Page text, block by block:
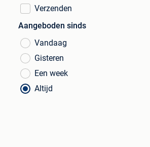
Verzenden
Aangeboden sinds
Vandaag
Gisteren
Een week
Altijd